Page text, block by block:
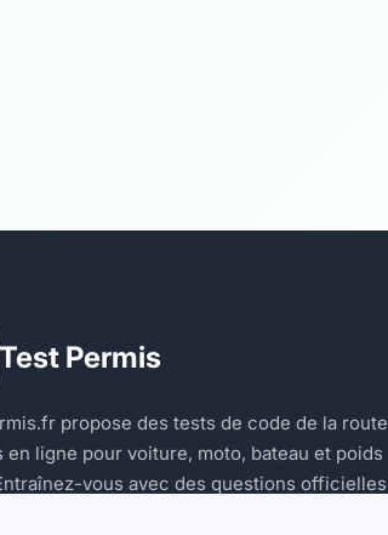
Test Permis
propose des tests de code de la route
en ligne pour voiture, moto, bateau et poids
vous avec des questions officielles